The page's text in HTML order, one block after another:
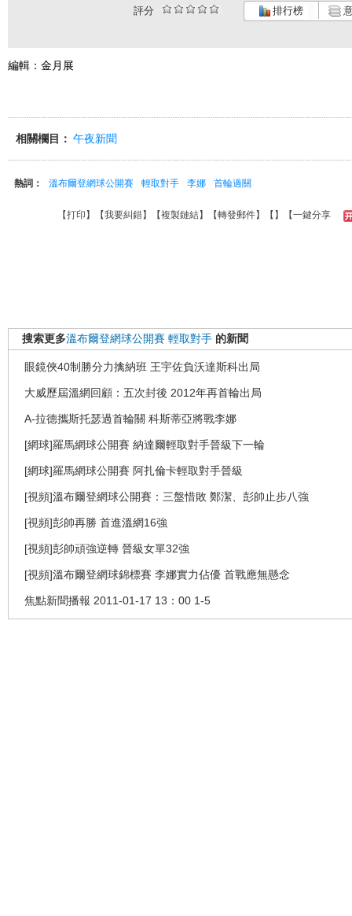
評分 排行榜
編輯：金月展
相關欄目： 午夜新聞
熱詞： 溫布爾登網球公開賽 輕取對手 李娜 首輪過關
【打印 】【我要糾錯】【複製鏈結】【轉發郵件】【 】 【一鍵分享
搜索更多溫布爾登網球公開賽 輕取對手 的新聞
眼鏡俠40制勝分力擒納班 王宇佐負沃達斯科出局
大威歷屆溫網回顧：五次封後 2012年再首輪出局
A-拉德攜斯托瑟過首輪關 科斯蒂亞將戰李娜
[網球]羅馬網球公開賽 納達爾輕取對手晉級下一輪
[網球]羅馬網球公開賽 阿扎倫卡輕取對手晉級
[視頻]溫布爾登網球公開賽：三盤惜敗 鄭潔、彭帥止步八強
[視頻]彭帥再勝 首進溫網16強
[視頻]彭帥頑強逆轉 晉級女單32強
[視頻]溫布爾登網球錦標賽 李娜實力佔優 首戰應無懸念
焦點新聞播報 2011-01-17 13：00 1-5